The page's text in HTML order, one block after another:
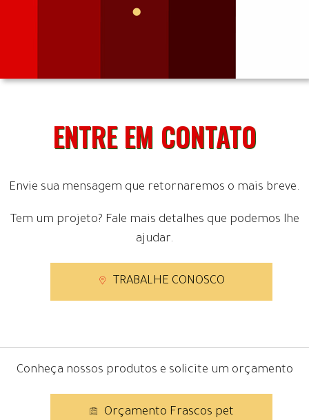
ENTRE EM CONTATO
Envie sua mensagem que retornaremos o mais breve.
Tem um projeto? Fale mais detalhes que podemos lhe
ajudar.
TRABALHE CONOSCO
Conheça nossos produtos e solicite um orçamento
Orçamento Frascos pet